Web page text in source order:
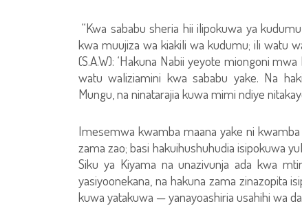
“Kwa sababu sheria hii ilipokuwa ya
kwa muujiza wa kiakili wa kudumu; ili watu
(S.A.W): ‘Hakuna Nabii yeyote miongoni
watu waliziamini kwa sababu yake. Na
Mungu, na ninatarajia kuwa mimi ndiye
Imesemwa kwamba maana yake ni
zama zao; basi hakuihushuhudia isipokuwa
Siku ya Kiyama na unazivunja ada kwa
yasiyoonekana, na hakuna zama zinazopita
kuwa yatakuwa — yanayoashiria usahihi wa